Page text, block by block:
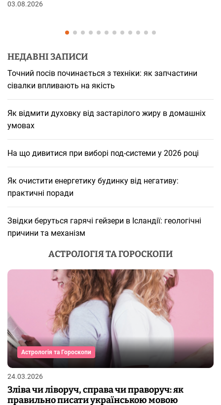
НЕДАВНІ ЗАПИСИ
Точний посів починається з техніки: як запчастини
сівалки впливають на якість
Як відмити духовку від застарілого жиру в домашніх
умовах
На що дивитися при виборі под-системи у 2026 році
Як очистити енергетику будинку від негативу:
практичні поради
Звідки беруться гарячі гейзери в Ісландії: геологічні
причини та механізм
АСТРОЛОГІЯ ТА ГОРОСКОПИ
Астрологія та Гороскопи
24.03.2026
Зліва чи ліворуч, справа чи праворуч: як
правильно писати українською мовою